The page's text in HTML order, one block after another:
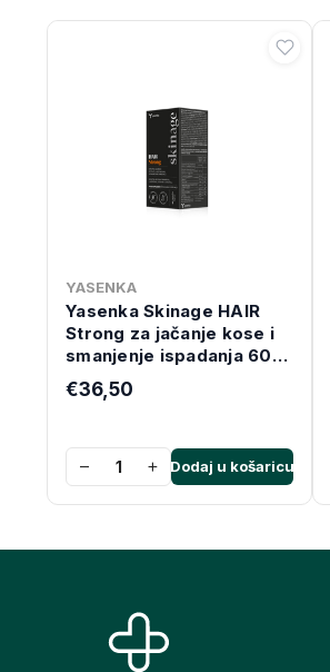
YASENKA
Yasenka Skinage HAIR
Strong za jačanje kose i
smanjenje ispadanja 60
kapsula
€36,50
− + Dodaj u košaricu